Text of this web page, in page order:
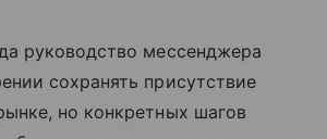
руководство мессенджера
сохранять присутствие
но конкретных шагов